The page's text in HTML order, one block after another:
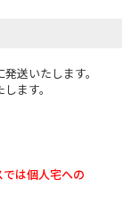
送いたします。
ます。
は個人宅への